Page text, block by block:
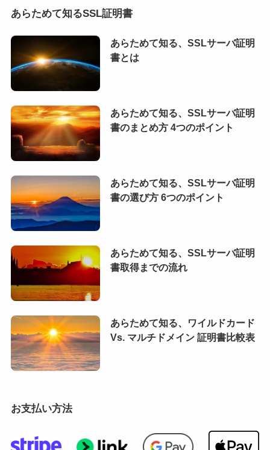
あらためて知るSSL証明書
あらためて知る、SSLサーバ証明
書とは
あらためて知る、SSLサーバ証明
書のまとめ方 4つのポイント
あらためて知る、SSLサーバ証明
書の選び方 6つのポイント
あらためて知る、SSLサーバ証明
書取得までの流れ
あらためて知る、ワイルドカード
Vs. マルチドメイン 証明書比較表
お支払い方法